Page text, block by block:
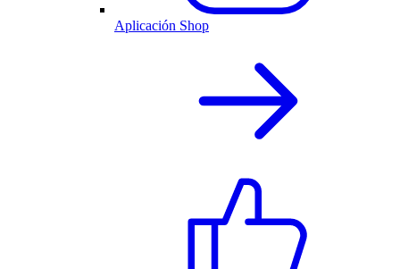
Aplicación Shop